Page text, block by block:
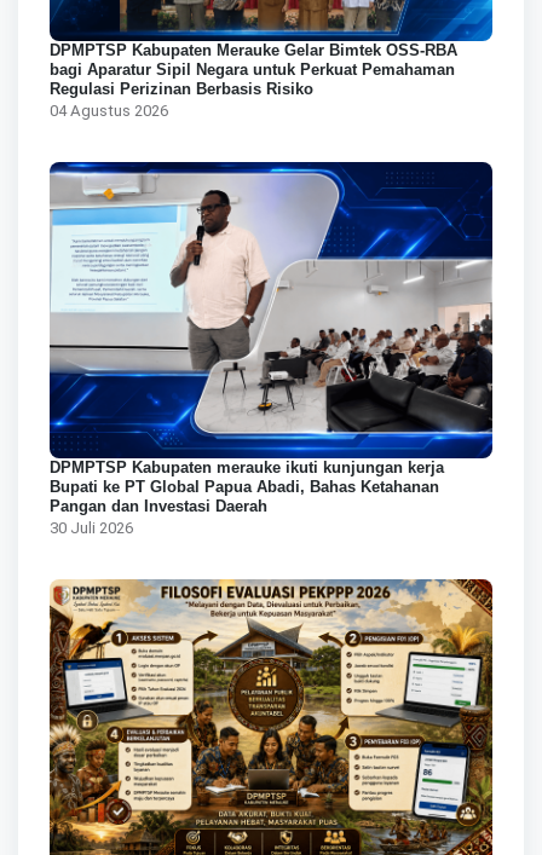
DPMPTSP Kabupaten Merauke Gelar Bimtek OSS-RBA
bagi Aparatur Sipil Negara untuk Perkuat Pemahaman
Regulasi Perizinan Berbasis Risiko
04 Agustus 2026
DPMPTSP Kabupaten merauke ikuti kunjungan kerja
Bupati ke PT Global Papua Abadi, Bahas Ketahanan
Pangan dan Investasi Daerah
30 Juli 2026